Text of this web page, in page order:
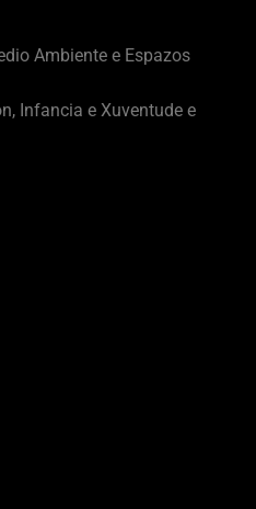
Ambiente e Espazos
Infancia e Xuventude e